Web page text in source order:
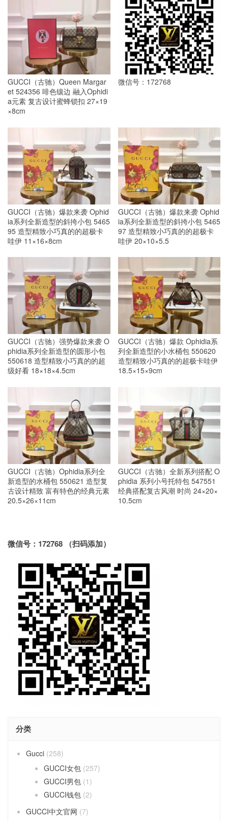
GUCCI（古驰）Queen Margar
et 524356 啡色镶边 融入Ophidi
a元素 复古设计蜜蜂锁扣 27×19
×8cm
微信号：172768
GUCCI（古驰）爆款来袭 Ophid
ia系列全新造型的斜挎小包 5465
95 造型精致小巧真的的超极卡
哇伊 11×16×8cm
GUCCI（古驰）爆款来袭 Ophid
ia系列全新造型的斜挎小包 5465
97 造型精致小巧真的的超极卡
哇伊 20×10×5.5
GUCCI（古驰）强势爆款来袭 O
phidia系列全新造型的圆形小包
550618 造型精致小巧真的的超
级好看 18×18×4.5cm
GUCCI（古驰）爆款 Ophidia系
列全新造型的小水桶包 550620
造型精致小巧真的的超极卡哇伊
18.5×15×9cm
GUCCI（古驰）Ophidia系列全
新造型的水桶包 550621 造型复
古设计精致 富有特色的经典元素
20.5×26×11cm
GUCCI（古驰）全新系列搭配 O
phidia 系列小号托特包 547551
经典搭配复古风潮 时尚 24×20×
10.5cm
微信号：172768 （扫码添加）
分类
Gucci (258)
GUCCI女包 (257)
GUCCI男包 (1)
GUCCI钱包 (2)
GUCCI中文官网 (7)